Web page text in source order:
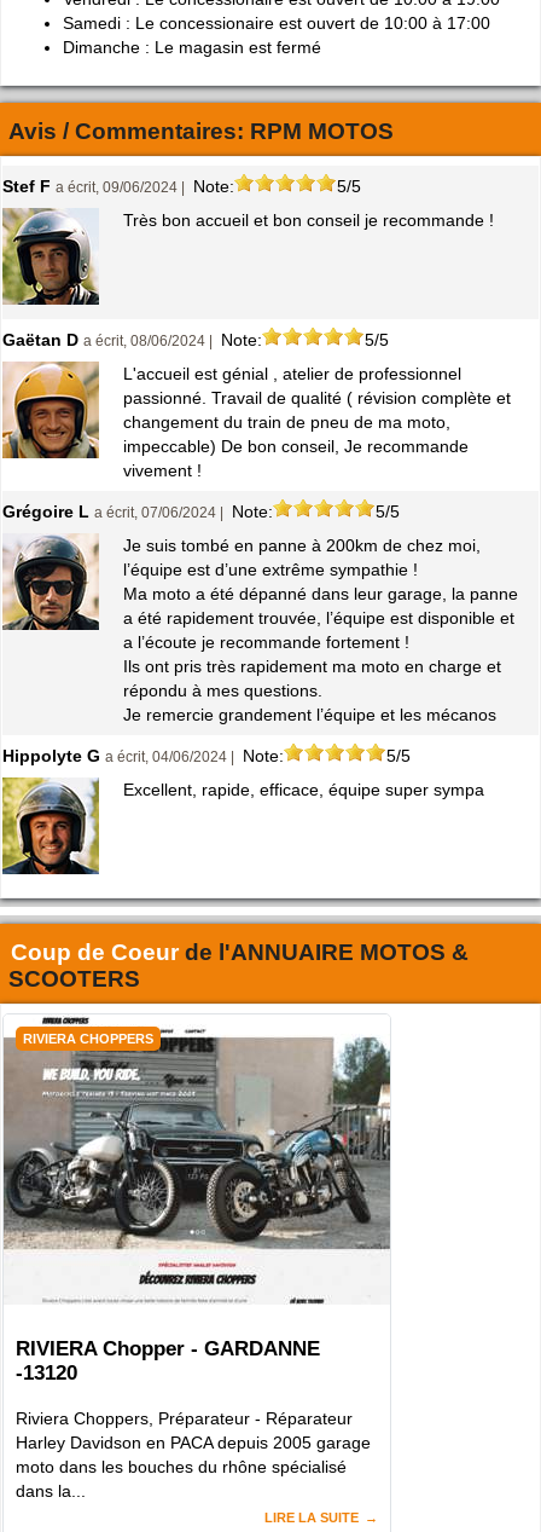
Samedi : Le concessionaire est ouvert de 10:00 à 17:00
Dimanche : Le magasin est fermé
Avis / Commentaires: RPM MOTOS
Stef F a écrit, 09/06/2024 | Note:
5/5
Très bon accueil et bon conseil je recommande !
Gaëtan D a écrit, 08/06/2024 | Note:
5/5
L'accueil est génial , atelier de professionnel
passionné. Travail de qualité ( révision complète et
changement du train de pneu de ma moto,
impeccable) De bon conseil, Je recommande
vivement !
Grégoire L a écrit, 07/06/2024 | Note:
5/5
Je suis tombé en panne à 200km de chez moi,
l’équipe est d’une extrême sympathie !
Ma moto a été dépanné dans leur garage, la panne
a été rapidement trouvée, l’équipe est disponible et
a l’écoute je recommande fortement !
Ils ont pris très rapidement ma moto en charge et
répondu à mes questions.
Je remercie grandement l’équipe et les mécanos
Hippolyte G a écrit, 04/06/2024 | Note:
5/5
Excellent, rapide, efficace, équipe super sympa
Coup de Coeurde l'ANNUAIRE MOTOS &
SCOOTERS
RIVIERA CHOPPERS
RIVIERA Chopper - GARDANNE
-13120
Riviera Choppers, Préparateur - Réparateur
Harley Davidson en PACA depuis 2005 garage
moto dans les bouches du rhône spécialisé
dans la...
LIRE LA SUITE